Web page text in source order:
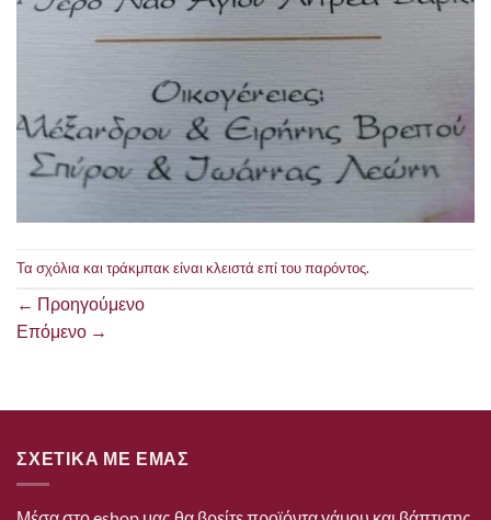
Τα σχόλια και τράκμπακ είναι κλειστά επί του παρόντος.
← Προηγούμενο
Επόμενο →
ΣΧΕΤΙΚΑ ΜΕ ΕΜΑΣ